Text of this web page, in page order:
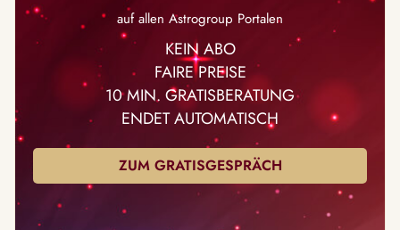
auf allen Astrogroup Portalen
KEIN ABO
FAIRE PREISE
10 MIN. GRATISBERATUNG
ENDET AUTOMATISCH
ZUM GRATISGESPRÄCH